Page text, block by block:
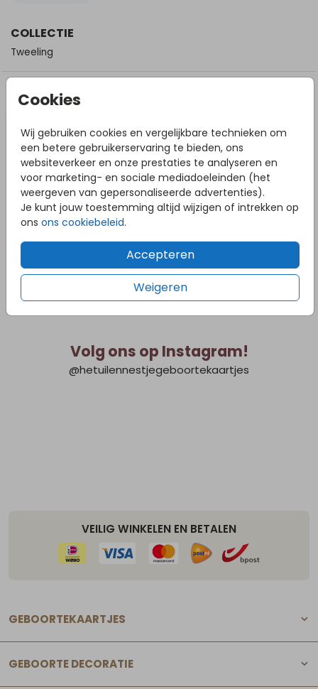
Cookies
Wij gebruiken cookies en vergelijkbare technieken om
een betere gebruikerservaring te bieden, ons
websiteverkeer en onze prestaties te analyseren en
voor marketing- en sociale mediadoeleinden (het
weergeven van gepersonaliseerde advertenties).
Je kunt jouw toestemming altijd wijzigen of intrekken op
ons ons cookiebeleid.
Accepteren
Weigeren
COLLECTIE
Tweeling
DIT VIND JE MISSCHIEN OOK LEUK
Volg ons op Instagram!
@hetuilennestjegeboortekaartjes
VEILIG WINKELEN EN BETALEN
GEBOORTEKAARTJES
GEBOORTE DECORATIE